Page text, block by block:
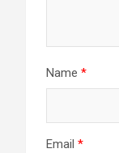
Name *
Email *